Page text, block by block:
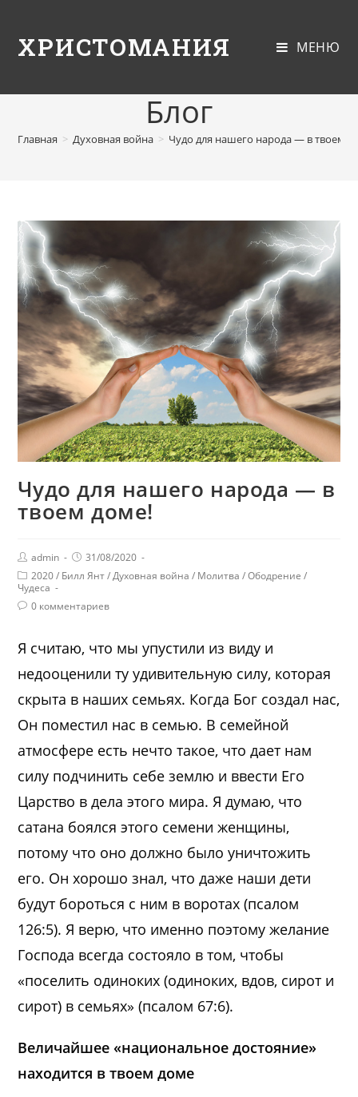
ХРИСТОМАНИЯ МЕНЮ
Блог
Главная > Духовная война > Чудо для нашего народа — в твоем
Чудо для нашего народа — в
твоем доме!
admin
31/08/2020
2020 / Билл Янт / Духовная война / Молитва / Ободрение /
Чудеса
0 комментариев
Я считаю, что мы упустили из виду и
недооценили ту удивительную силу, которая
скрыта в наших семьях. Когда Бог создал нас,
Он поместил нас в семью. В семейной
атмосфере есть нечто такое, что дает нам
силу подчинить себе землю и ввести Его
Царство в дела этого мира. Я думаю, что
сатана боялся этого семени женщины,
потому что оно должно было уничтожить
его. Он хорошо знал, что даже наши дети
будут бороться с ним в воротах (псалом
126:5). Я верю, что именно поэтому желание
Господа всегда состояло в том, чтобы
«поселить одиноких (одиноких, вдов, сирот и
сирот) в семьях» (псалом 67:6).
Величайшее «национальное достояние»
находится в твоем доме